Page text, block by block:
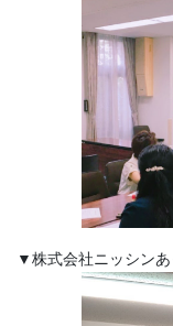
▼株式会社ニッシン